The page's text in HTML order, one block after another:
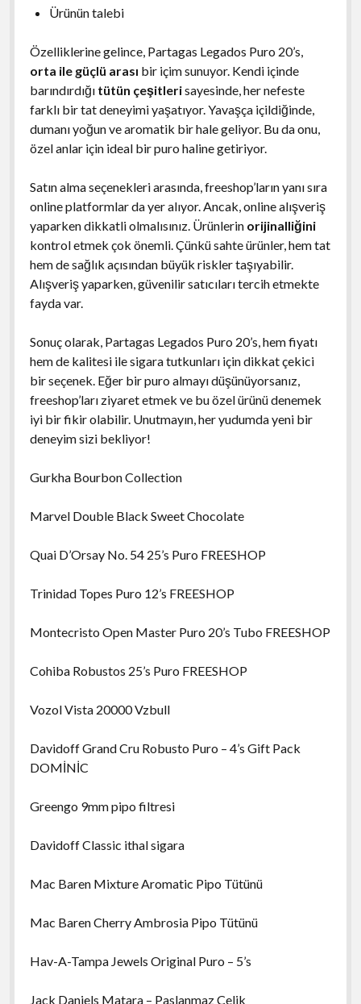
Ürünün talebi
Özelliklerine gelince, Partagas Legados Puro 20’s,
orta ile güçlü arası bir içim sunuyor. Kendi içinde
barındırdığı tütün çeşitlerisayesinde, her nefeste
farklı bir tat deneyimi yaşatıyor. Yavaşça içildiğinde,
dumanı yoğun ve aromatik bir hale geliyor. Bu da onu,
özel anlar için ideal bir puro haline getiriyor.
Satın alma seçenekleri arasında, freeshop’ların yanı sıra
online platformlar da yer alıyor. Ancak, online alışveriş
yaparken dikkatli olmalısınız. Ürünlerin orijinalliğini
kontrol etmek çok önemli. Çünkü sahte ürünler, hem tat
hem de sağlık açısından büyük riskler taşıyabilir.
Alışveriş yaparken, güvenilir satıcıları tercih etmekte
fayda var.
Sonuç olarak, Partagas Legados Puro 20’s, hem fiyatı
hem de kalitesi ile sigara tutkunları için dikkat çekici
bir seçenek. Eğer bir puro almayı düşünüyorsanız,
freeshop’ları ziyaret etmek ve bu özel ürünü denemek
iyi bir fikir olabilir. Unutmayın, her yudumda yeni bir
deneyim sizi bekliyor!
Gurkha Bourbon Collection
Marvel Double Black Sweet Chocolate
Quai D’Orsay No. 54 25’s Puro FREESHOP
Trinidad Topes Puro 12’s FREESHOP
Montecristo Open Master Puro 20’s Tubo FREESHOP
Cohiba Robustos 25’s Puro FREESHOP
Vozol Vista 20000 Vzbull
Davidoff Grand Cru Robusto Puro – 4’s Gift Pack
DOMİNİC
Greengo 9mm pipo filtresi
Davidoff Classic ithal sigara
Mac Baren Mixture Aromatic Pipo Tütünü
Mac Baren Cherry Ambrosia Pipo Tütünü
Hav-A-Tampa Jewels Original Puro – 5’s
Jack Daniels Matara – Paslanmaz Çelik